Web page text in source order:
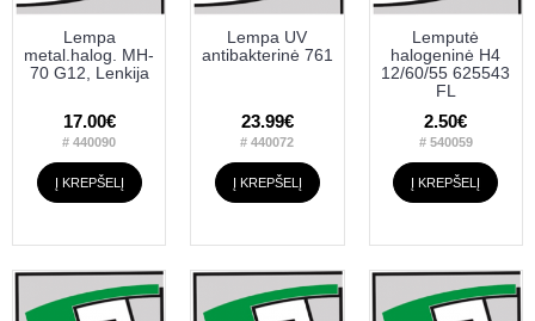
Lempa
metal.halog. MH-
70 G12, Lenkija
17.00€
# 440090
Į KREPŠELĮ
Lempa UV
antibakterinė 761
23.99€
# 440072
Į KREPŠELĮ
Lemputė
halogeninė H4
12/60/55 625543
FL
2.50€
# 540059
Į KREPŠELĮ